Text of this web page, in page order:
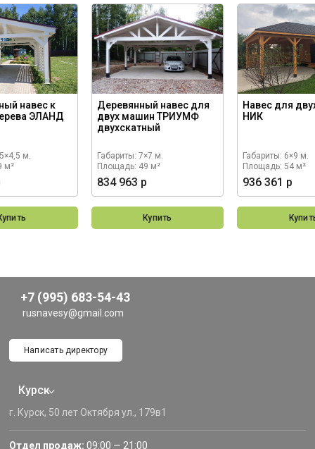
навес к
ЭЛАНД
м.
м²
Деревянный навес для
двух машин ТРИУМФ
двухскатный
Габариты: 7×7 м.
Площадь: 49 м²
834 963 р
Купить
Навес для
НИК
Габариты: 6×9 м.
Площадь: 54 м²
936 361 р
+7 (995) 683-54-43
rusnavesy@gmail.com
Написать директору
Курск
г. Курск, 50 лет Октября ул., 179в1
Отдел продаж: 09:00 — 21:00